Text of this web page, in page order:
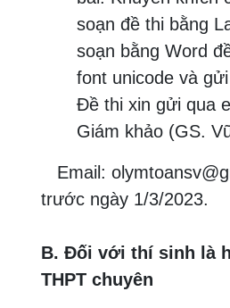
soạn đề thi bằng
soạn bằng Word
font unicode và
Đề thi xin gửi qua
Giám khảo (GS.
Email:
trước ngày 1/3/2023.
B. Đối với thí sinh là
THPT chuyên